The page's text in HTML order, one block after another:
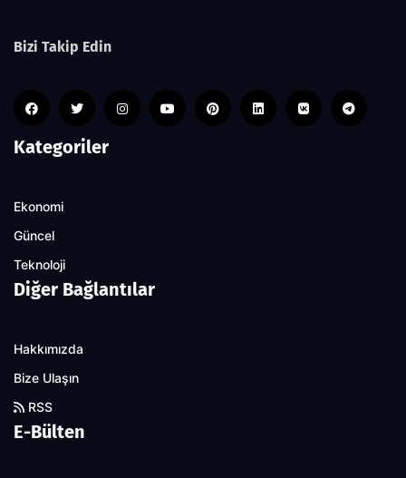
Bizi Takip Edin
Kategoriler
Ekonomi
Güncel
Teknoloji
Diğer Bağlantılar
Hakkımızda
Bize Ulaşın
RSS
E-Bülten